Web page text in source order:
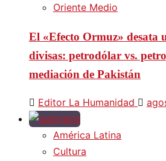
Oriente Medio
El «Efecto Ormuz» desata
divisas: petrodólar vs.
mediación de Pakistán
Editor La Humanidad
América Latina
Cultura